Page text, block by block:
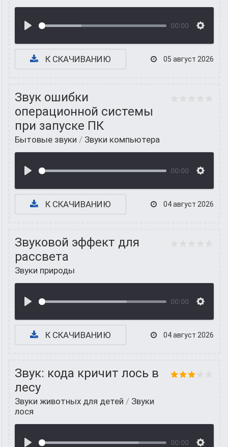
00:00
К СКАЧИВАНИЮ 05 август 2026
Звук ошибки
операционной системы
при запуске ПК
Бытовые звуки / Звуки компьютера
00:00
К СКАЧИВАНИЮ 04 август 2026
Звуковой эффект для
рассвета
Звуки природы
00:00
К СКАЧИВАНИЮ 04 август 2026
Звук: кода кричит лось в
лесу
Звуки животных для детей / Звуки
лося
00:00